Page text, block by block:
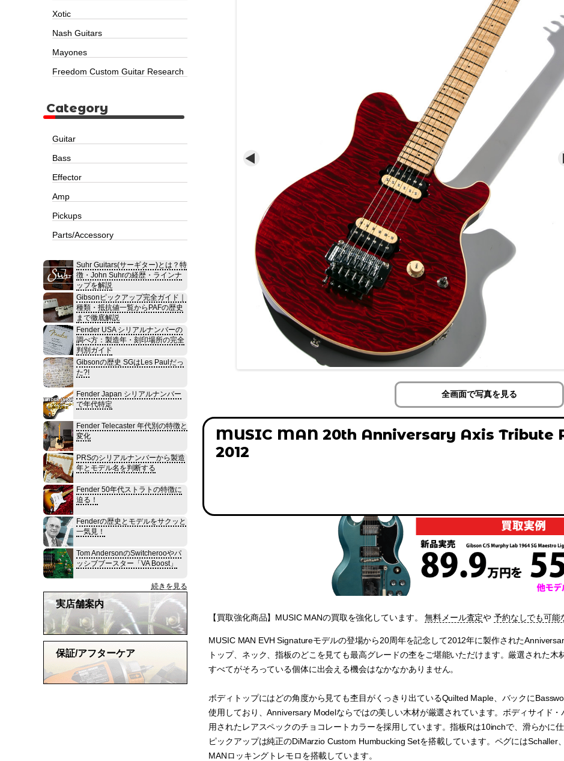
全画面で写真を見る
MUSIC MAN 20th Anniversary Axis Tribute
2012
【買取強化商品】MUSIC MANの買取を強化しています。無料メール査定や 予約なしでも可能
MUSIC MAN EVH Signatureモデルの登場から20周年を記念して2012年に製作された
トップ、ネック、指板のどこを見ても最高グレードの杢をご堪能いただけます。厳選された
すべてがそろっている個体に出会える機会はなかなかありません。
ボディトップにはどの角度から見ても杢目がくっきり出ているQuilted Maple、バックに
使用しており、Anniversary Modelならではの美しい木材が厳選されています。ボディサイド
用されたレアスペックのチョコレートカラーを採用しています。指板Rは10inchで、滑らかに
ピックアップは純正のDiMarzio Custom Humbucking Setを搭載しています。ペグにはSchaller
MANロッキングトレモロを搭載しています。
Xotic
Nash Guitars
Mayones
Freedom Custom Guitar Research
Category
Guitar
Bass
Effector
Amp
Pickups
Parts/Accessory
Suhr Guitars(サーギター)とは？特
徴・John Suhrの経歴・ラインナ
ップを解説
Gibsonピックアップ完全ガイド｜
種類・抵抗値一覧からPAFの歴史
まで徹底解説
Fender USA シリアルナンバーの
調べ方：製造年・刻印場所の完全
判別ガイド
Gibsonの歴史 SGはLes Paulだっ
た?!
Fender Japan シリアルナンバー
で年代特定
Fender Telecaster 年代別の特徴と
変化
PRSのシリアルナンバーから製造
年とモデル名を判断する
Fender 50年代ストラトの特徴に
迫る！
Fenderの歴史とモデルをサクッと
一気見！
Tom AndersonのSwitcherooやパ
ッシブブースター「VA Boost」
続きを見る
実店舗案内
保証/アフターケア